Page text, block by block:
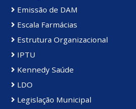
Emissão de DAM
Escala Farmácias
Estrutura Organizacional
IPTU
Kennedy Saúde
LDO
Legislação Municipal